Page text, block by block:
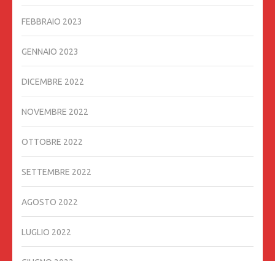
FEBBRAIO 2023
GENNAIO 2023
DICEMBRE 2022
NOVEMBRE 2022
OTTOBRE 2022
SETTEMBRE 2022
AGOSTO 2022
LUGLIO 2022